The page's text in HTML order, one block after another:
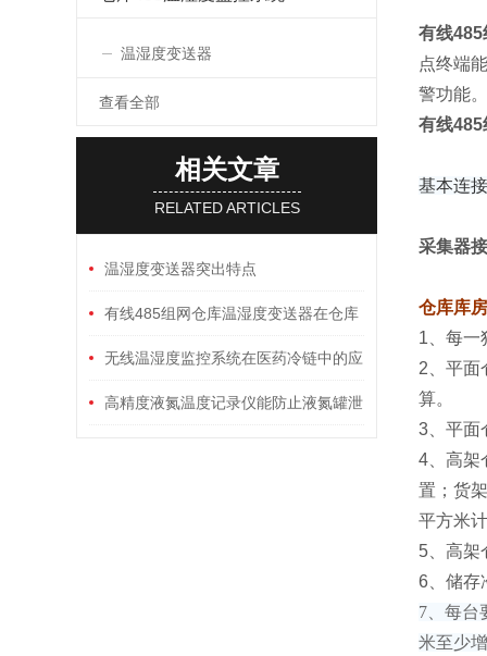
温湿度变送器
查看全部
相关文章
RELATED ARTICLES
温湿度变送器突出特点
有线485组网仓库温湿度变送器在仓库
环境管理中的关键角色
无线温湿度监控系统在医药冷链中的应
用与优势
高精度液氮温度记录仪能防止液氮罐泄
有线485
点终端
警功能。
有线485
基本连
采集器
仓库库
1、每一
2、平面
算。
3、平面
4、高架
置；货
平方米
5、高架
6、储存
7、每台
米至少